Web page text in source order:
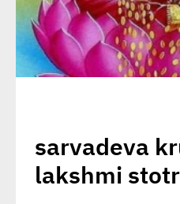
sarvadeva
lakshmi